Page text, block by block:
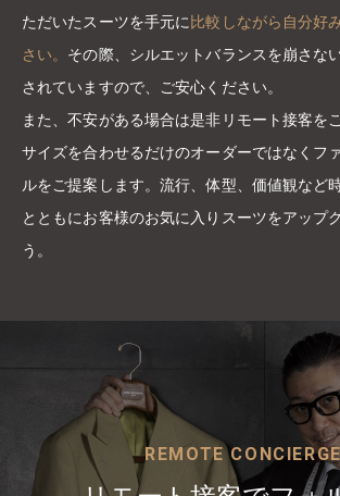
ただいたスーツを手元に 比較しながら自分好
さい。 その際、シルエットバランスを崩さな
されていますので、ご安心ください。
また、不安がある場合は是非リモート接客を
サイズを合わせるだけのオーダーではなくフ
ルをご提案します。流行、体型、価値観など
とともにお客様のお気に入りスーツをアップ
う。
REMOTE